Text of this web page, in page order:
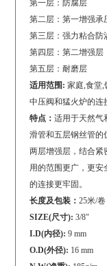
第一层：防腐层
第二层：第一增强承
第三层：强力粘合防
第四层：第二增强层
第五层：耐磨层
适用范围: 家庭,食堂,
中压阀和猛火炉的连
特点：适用于天然气
滑管和五层钢丝管的
两层增强层，结合紧
用的范围更广，更
的连接更牢固。
长度及包装：25米/
SIZE(尺寸): 3/8"
I.D(内径): 9 mm
O.D(外径): 16 mm